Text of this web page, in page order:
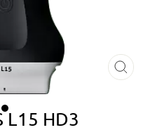
L15 HD3